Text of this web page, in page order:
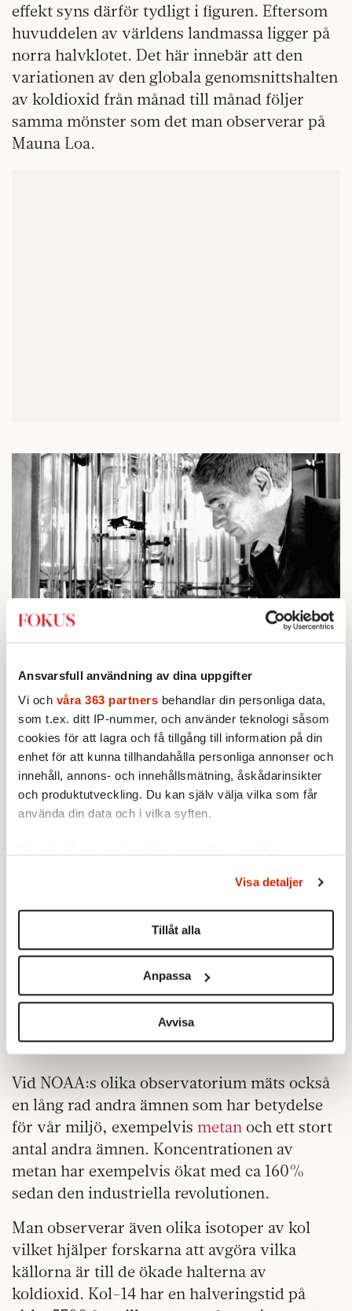
Ansvarsfull användning av dina uppgifter
Vi och våra 363 partners behandlar din personliga data,
som t.ex. ditt IP-nummer, och använder teknologi såsom
cookies för att lagra och få tillgång till information på din
enhet för att kunna tillhandahålla personliga annonser och
innehåll, annons- och innehållsmätning, åskådarinsikter
och produktutveckling. Du kan själv välja vilka som får
använda din data och i vilka syften.
Du kan ändra eller dra tillbaka ditt samtycke när som
helst från cookie-förklaringen.
Vi använder enhetsidentifierare för att anpassa innehållet
för sociala medier och analysera vår trafik. Vi
vidarebefordrar även sådana identifierare och annan
information från din enhet till de sociala medier och
annons- och analysföretag som vi samarbetar med.
Dessa kan i sin tur kombinera informationen med annan
information som du har tillhandahållit eller som de har
samlat in när du har använt deras tjänster.
Om du vill läsa mer om hur vi hanterar personuppgifter
kan du göra det här.
Visa detaljer
Tillåt alla
Anpassa
Avvisa
effekt syns därför tydligt i figuren. Eftersom
huvuddelen av världens landmassa ligger på
norra halvklotet. Det här innebär att den
variationen av den globala genomsnittshalten
av koldioxid från månad till månad följer
samma mönster som det man observerar på
Mauna Loa.
Keelingkurvan är uppkallad efter David Keeling som här
mäter koldioxidhalten med en manometer år 1988. Foto:
Susan Green/Scripps Institution of Oceanography, UC San
Diego /AP
Tittar man på data från NOAA:s mätstation
eftersom vintern på södra halvklotet inträffar
när det är sommar här i norr, och vice versa.
Dessa mätningar på olika ställen är viktiga
för att forskare ska kunna utveckla bättre
modeller för hur koldioxid sprids över
jorden, samt hur utsläppen tas upp av hav
och växter.
Vid NOAA:s olika observatorium mäts också
en lång rad andra ämnen som har betydelse
för vår miljö, exempelvis metan och ett stort
antal andra ämnen. Koncentrationen av
metan har exempelvis ökat med ca 160%
sedan den industriella revolutionen.
Man observerar även olika isotoper av kol
vilket hjälper forskarna att avgöra vilka
källorna är till de ökade halterna av
koldioxid. Kol-14 har en halveringstid på